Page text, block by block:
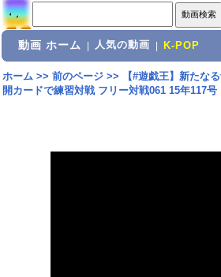
動画 ホーム 人気の動画 K-POP
ホーム>> 前のページ>>
【#遊戯王】新たな
開カードで練習対戦 フリー対戦061 15年117号